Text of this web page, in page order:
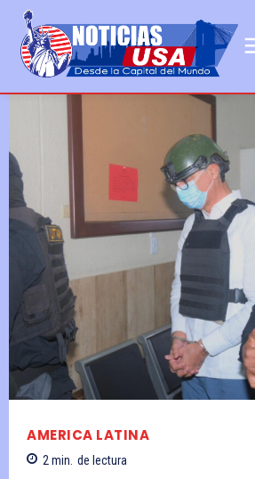
AMERICA LATINA
2 min. de lectura